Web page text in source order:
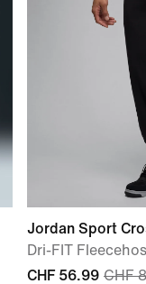
Jordan Sport
Dri-FIT
CHF 56.99 CHF